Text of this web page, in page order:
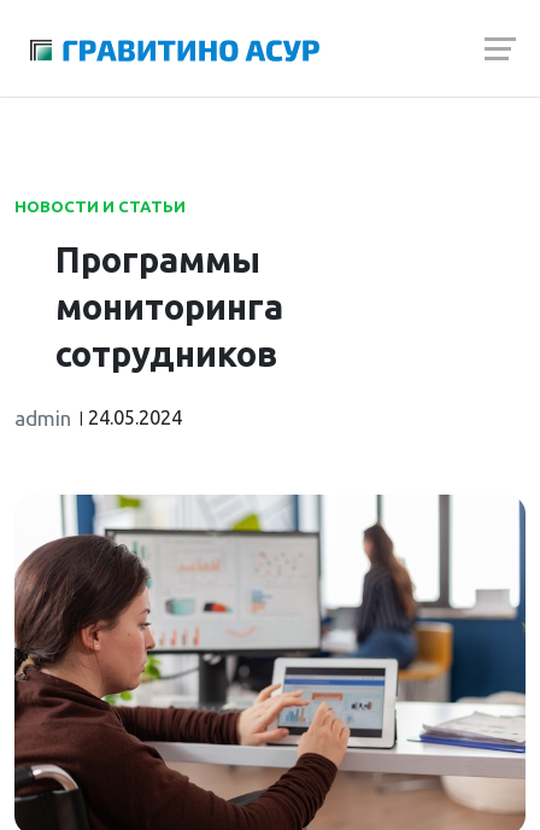
НОВОСТИ И СТАТЬИ
Программы
мониторинга
сотрудников
admin 24.05.2024